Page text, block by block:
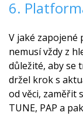
6.
V jaké zapojené
nemusí vždy z
důležité, aby se
držel krok s
od věci, zaměřit
TUNE, PAP a